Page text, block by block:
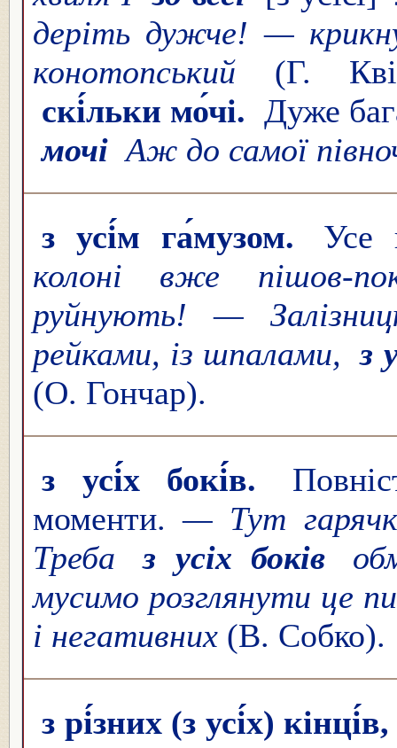
деріть дужче! —
конотопський (Г.
скі́льки мо́чі. Дуже
мочі Аж до самої
з усі́м га́музом.
Усе
колоні вже пішов-
руйнують! —
рейками, із шпалами, з
(О. Гончар).
з усі́́х бокі́́в.
моменти.— Тут
Треба
з усіх боків
мусимо розглянути це
і негативних (В. Собко).
з рі́зних (з усі́х)